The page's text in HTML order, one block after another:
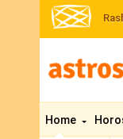
Home